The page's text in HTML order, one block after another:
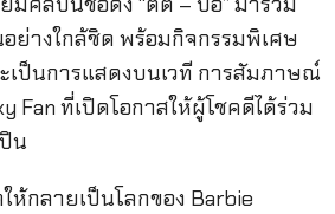
ย่างใกล้ชิด พร้อมกิจกรรมพิเศษ
เป็นการแสดงบนเวที การสัมภาษณ์
Fan ที่เปิดโอกาสให้ผู้โชคดีได้ร่วม
น
ห้กลายเป็นโลกของ Barbie